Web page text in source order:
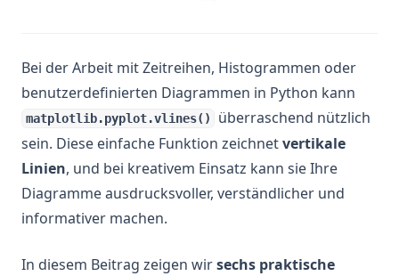
Bei der Arbeit mit Zeitreihen, Histogrammen oder
benutzerdefinierten Diagrammen in Python kann
matplotlib.pyplot.vlines()
überraschend nützlich
sein. Diese einfache Funktion zeichnetvertikale
Linien, und bei kreativem Einsatz kann sie Ihre
Diagramme ausdrucksvoller, verständlicher und
informativer machen.
In diesem Beitrag zeigen wirsechs praktische